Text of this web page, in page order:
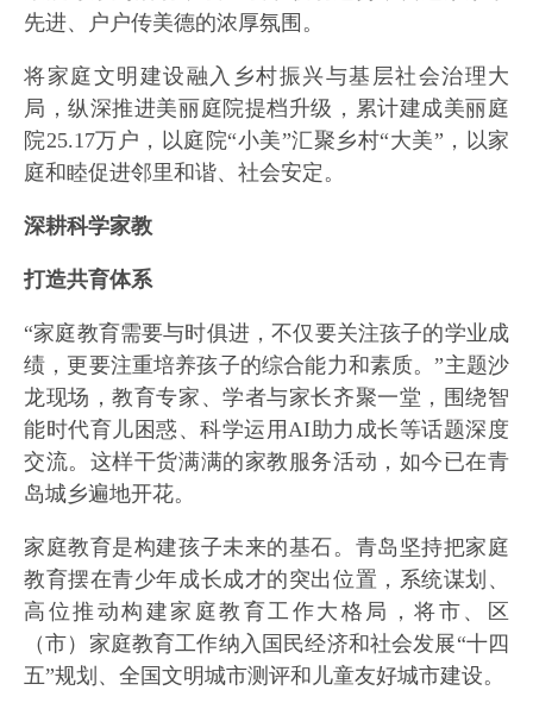
先进、户户传美德的浓厚氛围。
将家庭文明建设融入乡村振兴与基层社会治理大
局，纵深推进美丽庭院提档升级，累计建成美丽庭
院25.17万户，以庭院“小美”汇聚乡村“大美”，以家
庭和睦促进邻里和谐、社会安定。
深耕科学家教
打造共育体系
“家庭教育需要与时俱进，不仅要关注孩子的学业成
绩，更要注重培养孩子的综合能力和素质。”主题沙
龙现场，教育专家、学者与家长齐聚一堂，围绕智
能时代育儿困惑、科学运用AI助力成长等话题深度
交流。这样干货满满的家教服务活动，如今已在青
岛城乡遍地开花。
家庭教育是构建孩子未来的基石。青岛坚持把家庭
教育摆在青少年成长成才的突出位置，系统谋划、
高位推动构建家庭教育工作大格局，将市、区
（市）家庭教育工作纳入国民经济和社会发展“十四
五”规划、全国文明城市测评和儿童友好城市建设。